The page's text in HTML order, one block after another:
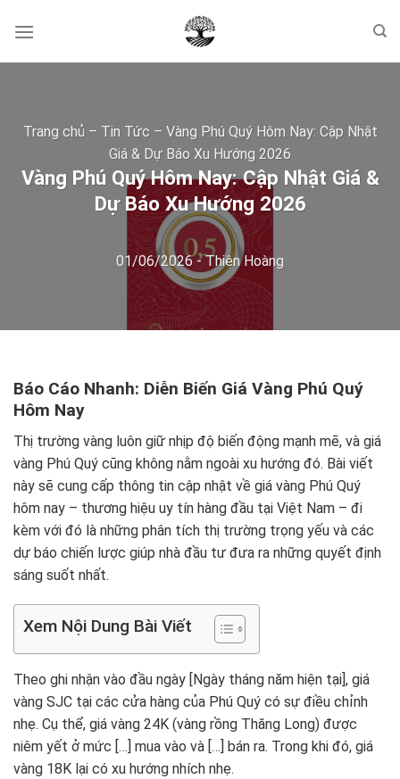
Trang chủ – Tin Tức – Vàng Phú Quý Hôm Nay: Cập Nhật
Giá & Dự Báo Xu Hướng 2026
Vàng Phú Quý Hôm Nay: Cập Nhật Giá &
Dự Báo Xu Hướng 2026
01/06/2026-Thiên Hoàng
Báo Cáo Nhanh: Diễn Biến Giá Vàng Phú Quý
Hôm Nay
Thị trường vàng luôn giữ nhịp độ biến động mạnh mẽ, và giá
vàng Phú Quý cũng không nằm ngoài xu hướng đó. Bài viết
này sẽ cung cấp thông tin cập nhật về giá vàng Phú Quý
hôm nay – thương hiệu uy tín hàng đầu tại Việt Nam – đi
kèm với đó là những phân tích thị trường trọng yếu và các
dự báo chiến lược giúp nhà đầu tư đưa ra những quyết định
sáng suốt nhất.
Xem Nội Dung Bài Viết
Theo ghi nhận vào đầu ngày [Ngày tháng năm hiện tại], giá
vàng SJC tại các cửa hàng của Phú Quý có sự điều chỉnh
nhẹ. Cụ thể, giá vàng 24K (vàng rồng Thăng Long) được
niêm yết ở mức […] mua vào và […] bán ra. Trong khi đó, giá
vàng 18K lại có xu hướng nhích nhẹ.